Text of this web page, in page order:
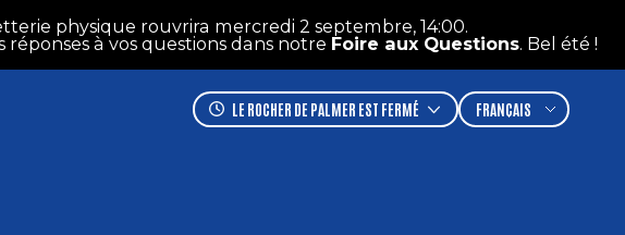
rouvrira mercredi 2 septembre, 14:00.
vos questions dans notreFoire aux Questions. Bel été !
LE ROCHER DE PALMER EST FERMÉ